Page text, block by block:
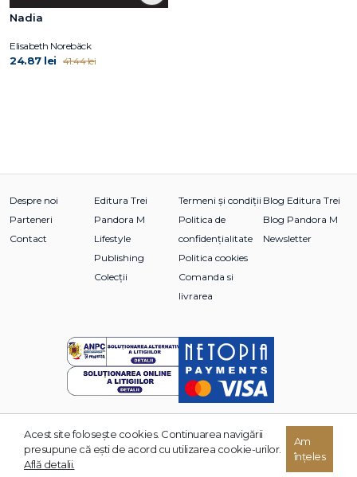
Nadia
Elisabeth Norebäck
24.87 lei 41.44 lei
Despre noi
Parteneri
Contact
Editura Trei
Pandora M
Lifestyle
Publishing
Colecții
Termeni și condiții
Politica de
confidențialitate
Politica cookies
Comanda si
livrarea
Blog Editura Trei
Blog Pandora M
Newsletter
© 2026 Grupul Editorial TREI. Toate drepturile rezervate.
Acest site foloseşte cookies. Continuarea navigării
presupune că eşti de acord cu utilizarea cookie-urilor.
Află detalii.
Am
înțeles